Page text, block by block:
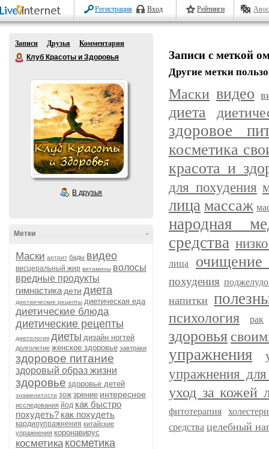
Регистрация Вход Рейтинги
Записи Друзья
Комментарии
Клуб Красоты и Здоровья
В друзья
-
Метки
Маски артрит бады видео
висцеральный жир витамины волосы
вредные продукты
гимнастика дети диета
диетиеческие рецепты диетическая еда
диетические блюда
диетические рецепты
диетология диеты дизайн ногтей
долголетие женское здоровье завтраки
здоровое питание
здоровый образ жизни
здоровье здоровье детей
знаменитости зож зрение интересное
исследования йод как быстро
похудеть? как похудеть
кардиоупражнения китайские
упражнения коронавирус
косметика косметика
Записи с меткой
Другие метки
Маски видео
диета
здоровое
косметика
красота и
для похудения
лица массаж
народная
средства
лица очищение
похудения
напитки
психология рак
здоровья
упражнения
упражнения
уход за кожей
фитотерапия
средства целебный